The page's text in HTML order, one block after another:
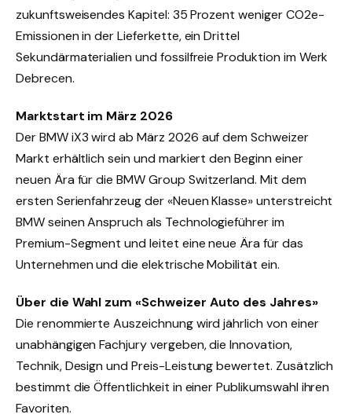
zukunftsweisendes Kapitel: 35 Prozent weniger CO2e-
Emissionen in der Lieferkette, ein Drittel
Sekundärmaterialien und fossilfreie Produktion im Werk
Debrecen.
Marktstart im März 2026
Der BMW iX3 wird ab März 2026 auf dem Schweizer
Markt erhältlich sein und markiert den Beginn einer
neuen Ära für die BMW Group Switzerland. Mit dem
ersten Serienfahrzeug der «Neuen Klasse» unterstreicht
BMW seinen Anspruch als Technologieführer im
Premium-Segment und leitet eine neue Ära für das
Unternehmen und die elektrische Mobilität ein.
Über die Wahl zum «Schweizer Auto des Jahres»
Die renommierte Auszeichnung wird jährlich von einer
unabhängigen Fachjury vergeben, die Innovation,
Technik, Design und Preis-Leistung bewertet. Zusätzlich
bestimmt die Öffentlichkeit in einer Publikumswahl ihren
Favoriten.